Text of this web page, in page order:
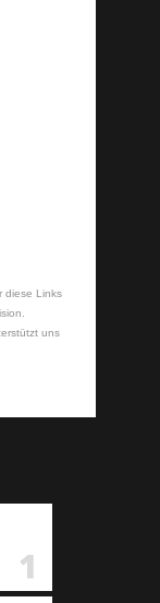
diese Links
uns